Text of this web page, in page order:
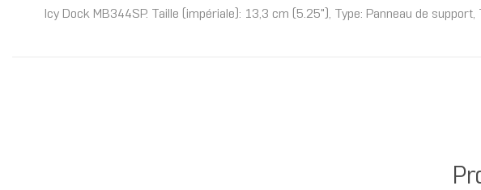
Icy Dock MB344SP. Taille (impériale): 13,3 cm (5.25"), Type: Panneau de